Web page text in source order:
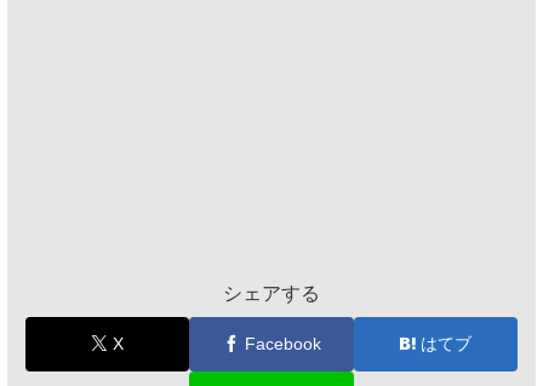
シェアする
X Facebook はてブ